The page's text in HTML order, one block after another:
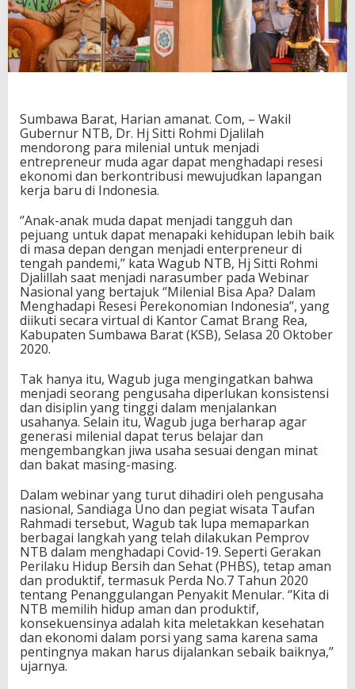
T
B
M
e
d
i
E
n
t
r
p
r
e
n
e
u
r
M
u
Sumbawa Barat, Harian amanat. Com, – Wakil
Gubernur NTB, Dr. Hj Sitti Rohmi Djalilah
mendorong para milenial untuk menjadi
entrepreneur muda agar dapat menghadapi resesi
ekonomi dan berkontribusi mewujudkan lapangan
kerja baru di Indonesia.
‘’Anak-anak muda dapat menjadi tangguh dan
pejuang untuk dapat menapaki kehidupan lebih baik
di masa depan dengan menjadi enterpreneur di
tengah pandemi,’’ kata Wagub NTB, Hj Sitti Rohmi
Djalillah saat menjadi narasumber pada Webinar
Nasional yang bertajuk ‘’Milenial Bisa Apa? Dalam
Menghadapi Resesi Perekonomian Indonesia’’, yang
diikuti secara virtual di Kantor Camat Brang Rea,
Kabupaten Sumbawa Barat (KSB), Selasa 20 Oktober
2020.
Tak hanya itu, Wagub juga mengingatkan bahwa
menjadi seorang pengusaha diperlukan konsistensi
dan disiplin yang tinggi dalam menjalankan
usahanya. Selain itu, Wagub juga berharap agar
generasi milenial dapat terus belajar dan
mengembangkan jiwa usaha sesuai dengan minat
dan bakat masing-masing.
Dalam webinar yang turut dihadiri oleh pengusaha
nasional, Sandiaga Uno dan pegiat wisata Taufan
Rahmadi tersebut, Wagub tak lupa memaparkan
berbagai langkah yang telah dilakukan Pemprov
NTB dalam menghadapi Covid-19. Seperti Gerakan
Perilaku Hidup Bersih dan Sehat (PHBS), tetap aman
dan produktif, termasuk Perda No.7 Tahun 2020
tentang Penanggulangan Penyakit Menular. ‘’Kita di
NTB memilih hidup aman dan produktif,
konsekuensinya adalah kita meletakkan kesehatan
dan ekonomi dalam porsi yang sama karena sama
pentingnya makan harus dijalankan sebaik baiknya,’’
ujarnya.